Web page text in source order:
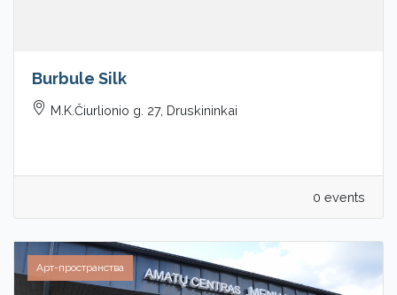
Burbule Silk
M.K.Čiurlionio g. 27, Druskininkai
0 events
Арт-пространства